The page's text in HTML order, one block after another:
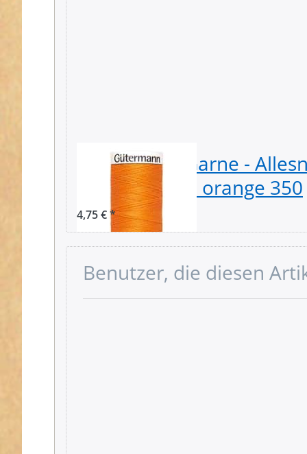
Gütermann Garne -
Spule - Farbe: orange 350
4,75 € *
Benutzer, die diesen